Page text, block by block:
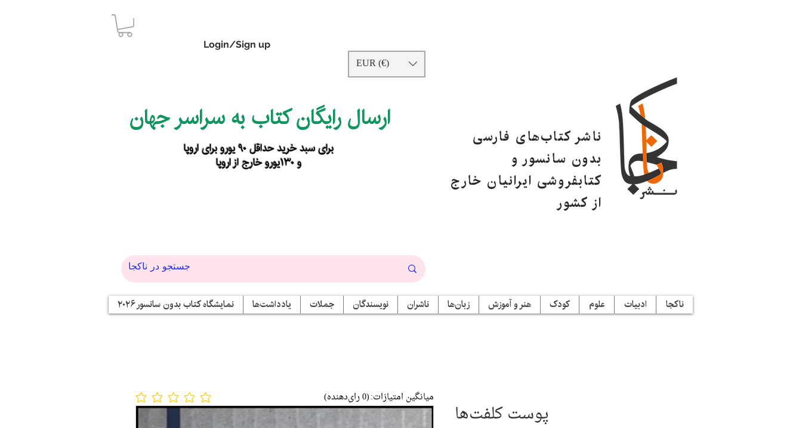
Login/Sign up
EUR (€)
ارسال رایگان کتاب به سراسر جهان
برای سبد خرید حداقل ۹۰ یورو برای اروپا
و ۱۳۰یورو خارج از اروپا
ناشر کتاب‌های فارسی
بدون سانسور و
کتابفروشی ایرانیان خارج
از کشور
ناکجا ادبیات علوم کودک هنر و آموزش زبان‌ها ناشران نویسندگان جملات یادداشت‌ها نمایشگاه کتاب بدون سانسور ۲۰۲۶
پوست کلفت‌ها No ratings yet میانگین امتیازات:(0 رای‌دهنده)